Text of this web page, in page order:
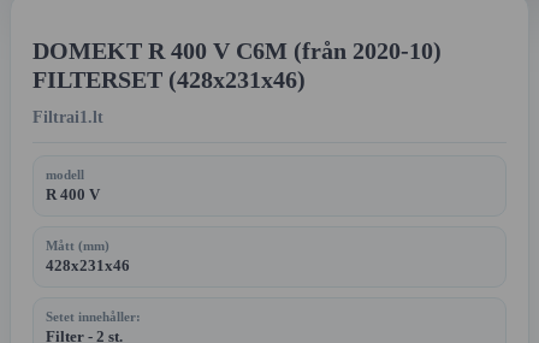
DOMEKT R 400 V C6M (från 2020-10)
FILTERSET (428x231x46)
Filtrai1.lt
modell
R 400 V
Mått (mm)
428x231x46
Setet innehåller:
Filter - 2 st.